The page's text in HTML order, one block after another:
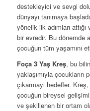
destekleyici ve sevgi
dünyayı tanımaya
yönelik ilk adımları
bir evredir. Bu dönemde
çocuğun tüm yaşamını
Foça 3 Yaş Kreş, bu
yaklaşımıyla çocukların
çıkarmayı hedefler.
çocuğun bireysel
ve şekillenen bir ortam